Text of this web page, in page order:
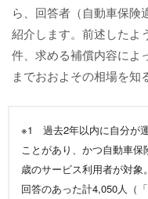
ら、回答者（自動車保険
紹介します。前述したよ
件、求める補償内容によ
までおおよその相場を知
※1 過去2年以内に自分が
ことがあり、かつ自動車
歳のサービス利用者が対
回答のあった計4,050人（